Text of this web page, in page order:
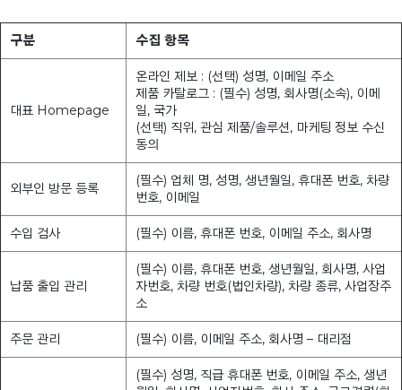
구분 수집 항목
대표 Homepage
온라인 제보 : (선택) 성명, 이메일 주소
제품 카탈로그 : (필수) 성명, 회사명(소속), 이메
일, 국가
(선택) 직위, 관심 제품/솔루션, 마케팅 정보 수신
동의
외부인 방문 등록
(필수) 업체 명, 성명, 생년월일, 휴대폰 번호, 차량
번호, 이메일
수입 검사 (필수) 이름, 휴대폰 번호, 이메일 주소, 회사명
납품 출입 관리
(필수) 이름, 휴대폰 번호, 생년월일, 회사명, 사업
자번호, 차량 번호(법인차량), 차량 종류, 사업장주
소
주문 관리 (필수) 이름, 이메일 주소, 회사명 – 대리점
(필수) 성명, 직급 휴대폰 번호, 이메일 주소, 생년